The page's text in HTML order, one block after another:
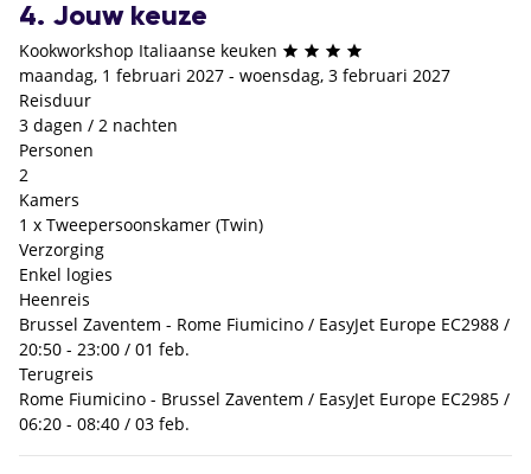
4. Jouw keuze
Kookworkshop Italiaanse keuken
maandag, 1 februari 2027 - woensdag, 3 februari 2027
Reisduur
3 dagen / 2 nachten
Personen
2
Kamers
1 x Tweepersoonskamer (Twin)
Verzorging
Enkel logies
Heenreis
Brussel Zaventem - Rome Fiumicino / EasyJet Europe EC2988 /
20:50 - 23:00 / 01 feb.
Terugreis
Rome Fiumicino - Brussel Zaventem / EasyJet Europe EC2985 /
06:20 - 08:40 / 03 feb.